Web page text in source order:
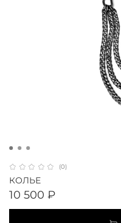
(0)
КОЛЬЕ
10 500 ₽